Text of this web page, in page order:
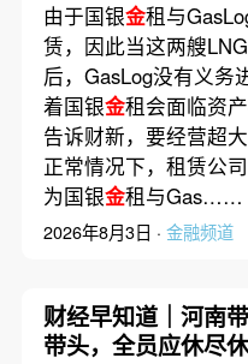
由于国银金租与
赁，因此当这两艘
后，GasLog没有义务
着国银金租会面临资
告诉财新，要经营超
正常情况下，租赁公
为国银金租与Gas……
2026年8月3日 · 金融频道
财经早知道｜河南
带头，全员应休尽休